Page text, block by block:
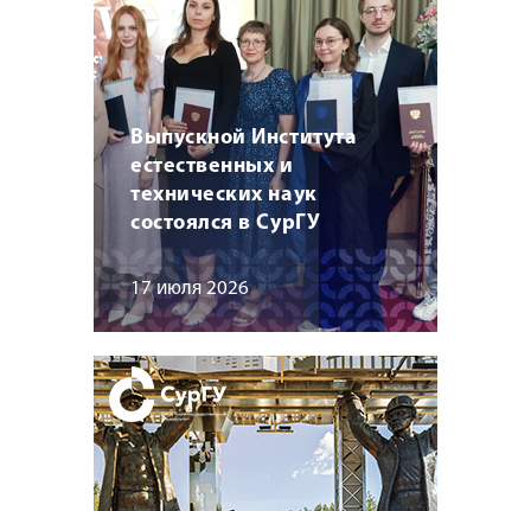
Выпускной Института
естественных и
технических наук
состоялся в СурГУ
17 июля 2026